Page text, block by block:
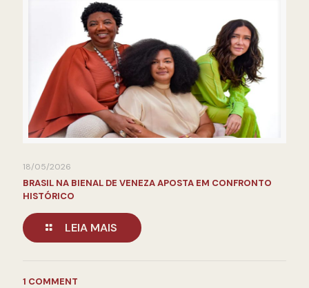
18/05/2026
BRASIL NA BIENAL DE VENEZA APOSTA EM CONFRONTO
HISTÓRICO
LEIA MAIS
1 COMMENT